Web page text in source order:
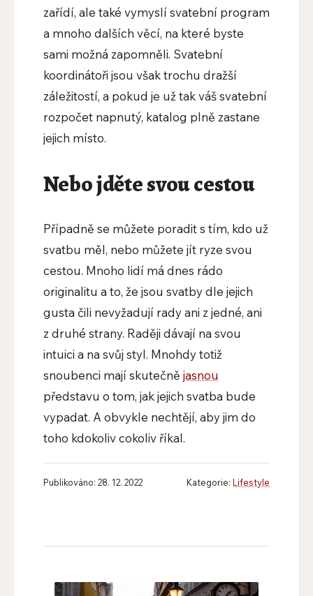
zařídí, ale také vymyslí svatební program
a mnoho dalších věcí, na které byste
sami možná zapomněli. Svatební
koordinátoři jsou však trochu dražší
záležitostí, a pokud je už tak váš svatební
rozpočet napnutý, katalog plně zastane
jejich místo.
Nebo jděte svou cestou
Případně se můžete poradit s tím, kdo už
svatbu měl, nebo můžete jít ryze svou
cestou. Mnoho lidí má dnes rádo
originalitu a to, že jsou svatby dle jejich
gusta čili nevyžadují rady ani z jedné, ani
z druhé strany. Raději dávají na svou
intuici a na svůj styl. Mnohdy totiž
snoubenci mají skutečně jasnou
představu o tom, jak jejich svatba bude
vypadat. A obvykle nechtějí, aby jim do
toho kdokoliv cokoliv říkal.
Publikováno: 28. 12. 2022 Kategorie:Lifestyle